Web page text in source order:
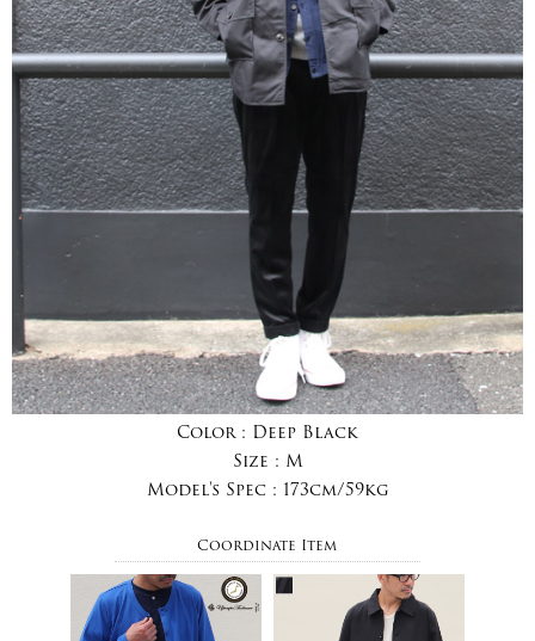
Color : Deep Black
Size : M
Model's Spec : 173cm/59kg
Coordinate Item